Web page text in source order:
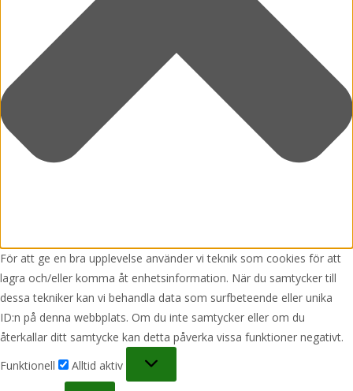
För att ge en bra upplevelse använder vi teknik som cookies för att
lagra och/eller komma åt enhetsinformation. När du samtycker till
dessa tekniker kan vi behandla data som surfbeteende eller unika
ID:n på denna webbplats. Om du inte samtycker eller om du
återkallar ditt samtycke kan detta påverka vissa funktioner negativt.
Funktionell
Alltid aktiv